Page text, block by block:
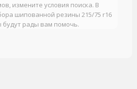
измените условия поиска. В
шипованной резины 215/75 r16
будут рады вам помочь.